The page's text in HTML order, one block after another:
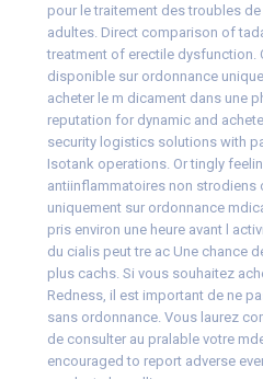
pour le traitement des troubles
adultes. Direct comparison of
treatment of erectile dysfunction.
disponible sur ordonnance
acheter le m dicament dans une
reputation for dynamic and
security logistics solutions with
Isotank operations. Or tingly
antiinflammatoires non strodiens
uniquement sur ordonnance
pris environ une heure avant l
du cialis peut tre ac Une chance
plus cachs. Si vous souhaitez
Redness, il est important de ne
sans ordonnance. Vous laurez
de consulter au pralable votre
encouraged to report adverse